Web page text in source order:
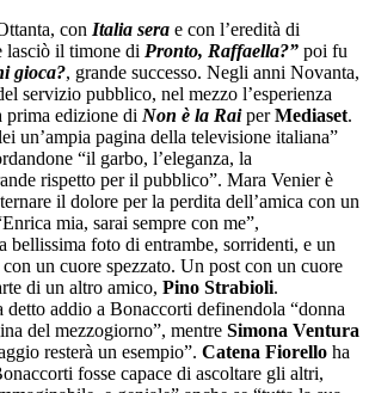
con Italia sera e con l’eredità di
lasciò il timone di Pronto, Raffaella?” poi fu
gioca?, grande successo. Negli anni Novanta,
servizio pubblico, nel mezzo l’esperienza
prima edizione di Non è la RaiperMediaset.
un’ampia pagina della televisione italiana”
“il garbo, l’eleganza, la
rispetto per il pubblico”. Mara Venier è
il dolore per la perdita dell’amica con un
mia, sarai sempre con me”,
bellissima foto di entrambe, sorridenti, e un
un cuore spezzato. Un post con un cuore
di un altro amico, Pino Strabioli.
detto addio a Bonaccorti definendola “donna
del mezzogiorno”, mentre Simona Ventura
resterà un esempio”. Catena Fiorello ha
fosse capace di ascoltare gli altri,